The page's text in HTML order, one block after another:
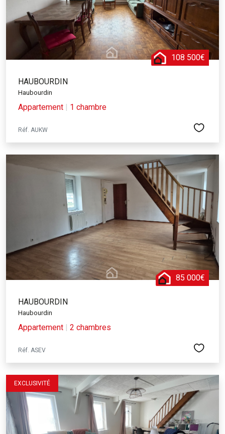
108 500€
HAUBOURDIN
Haubourdin
Appartement | 1 chambre
Réf. AUKW
85 000€
HAUBOURDIN
Haubourdin
Appartement | 2 chambres
Réf. ASEV
EXCLUSIVITÉ